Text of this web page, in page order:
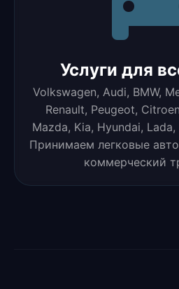
Услуги для
Volkswagen, Audi, BMW,
Renault, Peugeot,
Mazda, Kia, Hyundai,
Принимаем легковые
коммерческий